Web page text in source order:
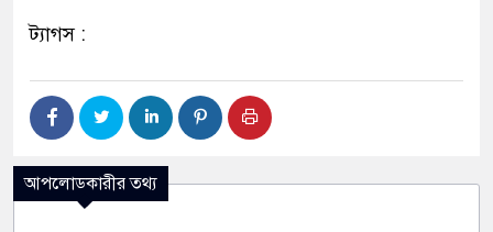
ট্যাগস :
আপলোডকারীর তথ্য